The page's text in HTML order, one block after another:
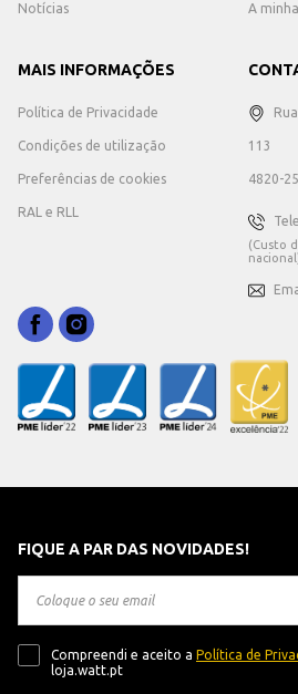
Notícias A
MAIS INFORMAÇÕES
Política de Privacidade
Condições de utilização
Preferências de cookies
RAL e RLL
113
4820-
(Custo
FIQUE A PAR DAS NOVIDADES!
Compreendi e aceito a Política de
loja.watt.pt